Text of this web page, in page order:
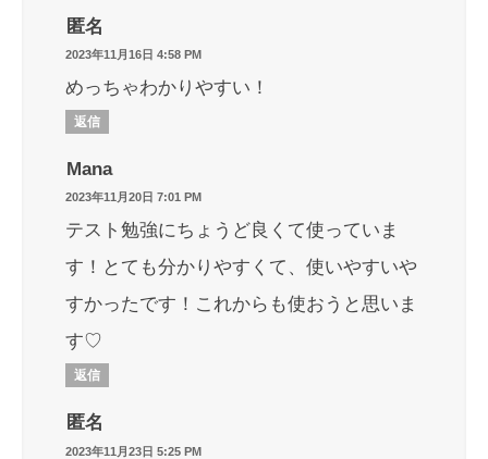
匿名
2023年11月16日 4:58 PM
めっちゃわかりやすい！
返信
Mana
2023年11月20日 7:01 PM
テスト勉強にちょうど良くて使っていま
す！とても分かりやすくて、使いやすいや
すかったです！これからも使おうと思いま
す♡
返信
匿名
2023年11月23日 5:25 PM